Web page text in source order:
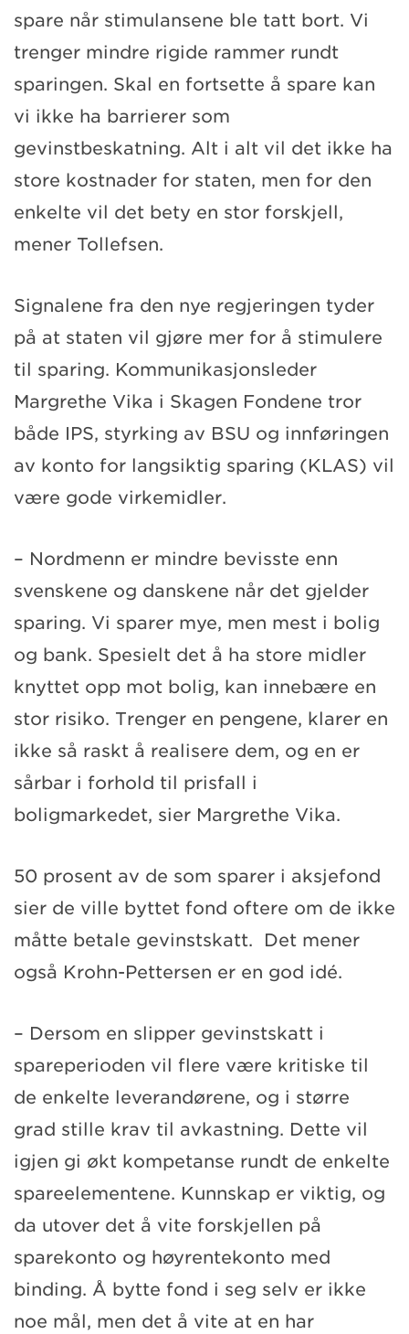
spare når stimulansene ble tatt bort. Vi
trenger mindre rigide rammer rundt
sparingen. Skal en fortsette å spare kan
vi ikke ha barrierer som
gevinstbeskatning. Alt i alt vil det ikke ha
store kostnader for staten, men for den
enkelte vil det bety en stor forskjell,
mener Tollefsen.
Signalene fra den nye regjeringen tyder
på at staten vil gjøre mer for å stimulere
til sparing. Kommunikasjonsleder
Margrethe Vika i Skagen Fondene tror
både IPS, styrking av BSU og innføringen
av konto for langsiktig sparing (KLAS) vil
være gode virkemidler.
– Nordmenn er mindre bevisste enn
svenskene og danskene når det gjelder
sparing. Vi sparer mye, men mest i bolig
og bank. Spesielt det å ha store midler
knyttet opp mot bolig, kan innebære en
stor risiko. Trenger en pengene, klarer en
ikke så raskt å realisere dem, og en er
sårbar i forhold til prisfall i
boligmarkedet, sier Margrethe Vika.
50 prosent av de som sparer i aksjefond
sier de ville byttet fond oftere om de ikke
måtte betale gevinstskatt. Det mener
også Krohn-Pettersen er en god idé.
– Dersom en slipper gevinstskatt i
spareperioden vil flere være kritiske til
de enkelte leverandørene, og i større
grad stille krav til avkastning. Dette vil
igjen gi økt kompetanse rundt de enkelte
spareelementene. Kunnskap er viktig, og
da utover det å vite forskjellen på
sparekonto og høyrentekonto med
binding. Å bytte fond i seg selv er ikke
noe mål, men det å vite at en har